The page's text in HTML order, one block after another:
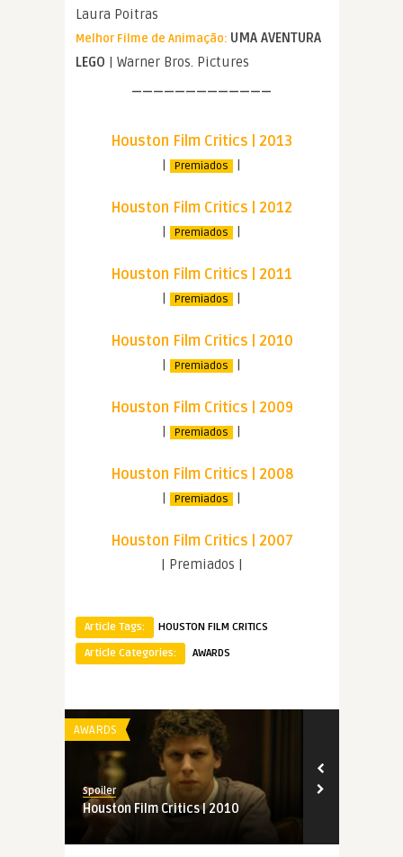
Laura Poitras
Melhor Filme de Animação: UMA AVENTURA
LEGO | Warner Bros. Pictures
—————————————
Houston Film Critics | 2013
Premiados
Houston Film Critics | 2012
Premiados
Houston Film Critics | 2011
Premiados
Houston Film Critics | 2010
Premiados
Houston Film Critics | 2009
Premiados
Houston Film Critics | 2008
Premiados
Houston Film Critics | 2007
| Premiados |
Article Tags:
HOUSTON FILM CRITICS
Article Categories:
AWARDS
AWARDS
Spoiler
Houston Film Critics | 2010